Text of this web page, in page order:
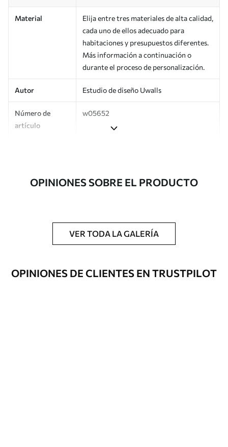
Material
Elija entre tres materiales de alta calidad,
cada uno de ellos adecuado para
habitaciones y presupuestos diferentes.
Más información a continuación o
durante el proceso de personalización.
Autor Estudio de diseño Uwalls
Número de
artículo
w05652
Adicionalmente
Disponible con recubrimiento de barniz
esponja suave. Los murales de pared con
recubrimiento de barniz pueden
Método de
Hasta 360 cm de altura: aplicación sin
OPINIONES SOBRE EL PRODUCTO
VER TODA LA GALERÍA
OPINIONES DE CLIENTES EN TRUSTPILOT